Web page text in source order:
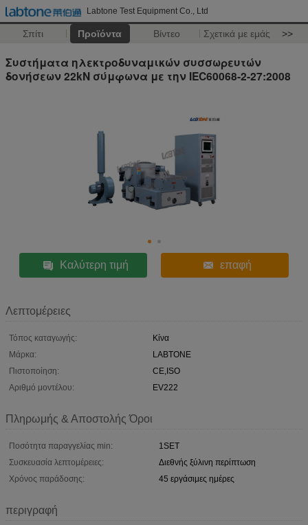
Labtone Test Equipment Co., Ltd
Σπίτι Προϊόντα Βίντεο Σχετικά με εμάς >>
Συστήματα ηλεκτροδυναμικών συσσωρευτών
δονήσεων 22kN σύμφωνα με την IEC60068-2-27:2008
Καλύτερη τιμή επαφή
Λεπτομέρειες
Τόπος καταγωγής:
Κίνα
Μάρκα:
LABTONE
Πιστοποίηση:
CE,ISO
Αριθμό μοντέλου:
EV222
Πληρωμής & Αποστολής Όροι
Ποσότητα παραγγελίας min:
1SET
Συσκευασία λεπτομέρειες:
Διεθνής ξύλινη περίπτωση
Χρόνος παράδοσης:
45 εργάσιμες ημέρες
περιγραφή